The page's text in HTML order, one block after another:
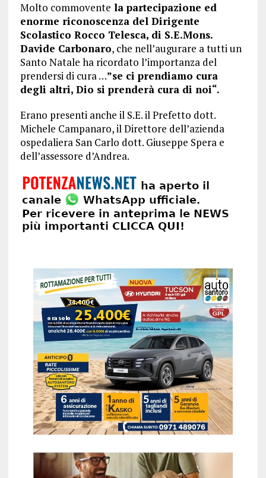
Molto commovente la partecipazione ed
enorme riconoscenza del Dirigente
Scolastico Rocco Telesca, di S.E.Mons.
Davide Carbonaro, che nell’augurare a tutti un
Santo Natale ha ricordato l’importanza del
prendersi di cura …”se ci prendiamo cura
degli altri, Dio si prenderà cura di noi“.
Erano presenti anche il S.E. il Prefetto dott.
Michele Campanaro, il Direttore dell’azienda
ospedaliera San Carlo dott. Giuseppe Spera e
dell’assessore d’Andrea.